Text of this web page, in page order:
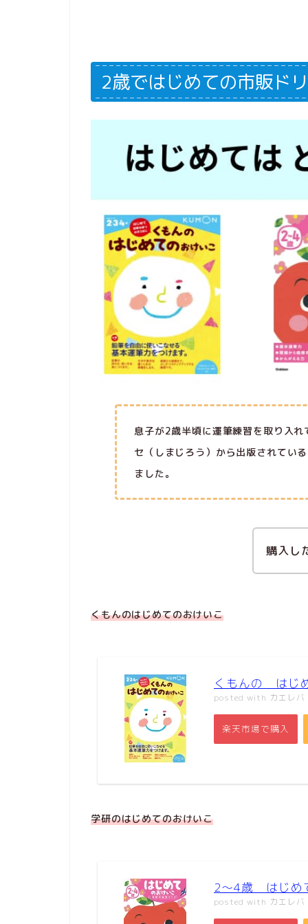
2歳ではじめての市販ド
息子が2歳半頃に運筆練習を取り入
セ（しまじろう）から出版されてい
ました。
購入し
くもんのはじめてのおけいこ
くもんの はじ
posted with カエレバ
楽天市場で購入
学研のはじめてのおけいこ
2～4歳 はじめ
posted with カエレバ